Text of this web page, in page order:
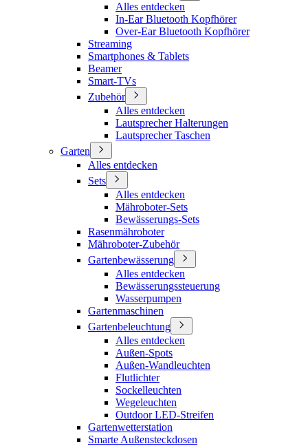
Alles entdecken
In-Ear Bluetooth Kopfhörer
Over-Ear Bluetooth Kopfhörer
Streaming
Smartphones & Tablets
Beamer
Smart-TVs
Zubehör
Alles entdecken
Lautsprecher Halterungen
Lautsprecher Taschen
Garten
Alles entdecken
Sets
Alles entdecken
Mähroboter-Sets
Bewässerungs-Sets
Rasenmähroboter
Mähroboter-Zubehör
Gartenbewässerung
Alles entdecken
Bewässerungssteuerung
Wasserpumpen
Gartenmaschinen
Gartenbeleuchtung
Alles entdecken
Außen-Spots
Außen-Wandleuchten
Flutlichter
Sockelleuchten
Wegeleuchten
Outdoor LED-Streifen
Gartenwetterstation
Smarte Außensteckdosen